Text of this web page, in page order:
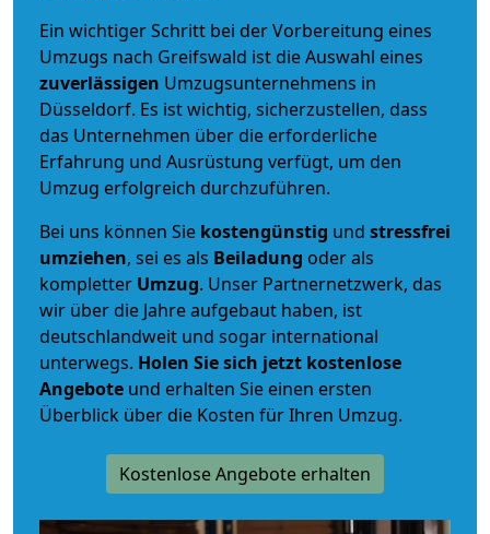
Ein wichtiger Schritt bei der Vorbereitung eines
Umzugs nach Greifswald ist die Auswahl eines
zuverlässigen Umzugsunternehmens in
Düsseldorf. Es ist wichtig, sicherzustellen, dass
das Unternehmen über die erforderliche
Erfahrung und Ausrüstung verfügt, um den
Umzug erfolgreich durchzuführen.
Bei uns können Sie kostengünstig und stressfrei
umziehen, sei es als Beiladung oder als
kompletter Umzug. Unser Partnernetzwerk, das
wir über die Jahre aufgebaut haben, ist
deutschlandweit und sogar international
unterwegs. Holen Sie sich jetzt kostenlose
Angebote und erhalten Sie einen ersten
Überblick über die Kosten für Ihren Umzug.
Kostenlose Angebote erhalten